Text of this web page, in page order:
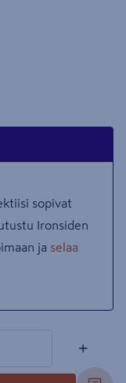
sopivat
Ironsiden
ja selaa
+